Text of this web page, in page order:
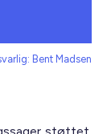
Bent Madsen